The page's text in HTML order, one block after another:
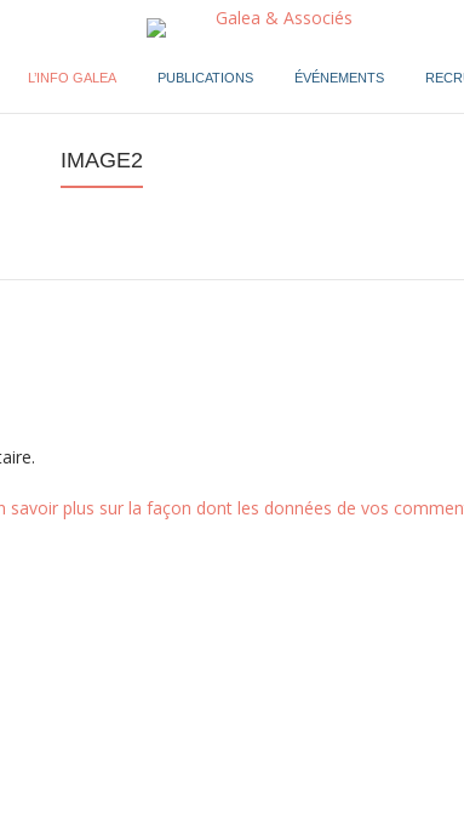
L’INFO GALEA PUBLICATIONS ÉVÉNEMENTS
IMAGE2
savoir plus sur la façon dont les données de vos